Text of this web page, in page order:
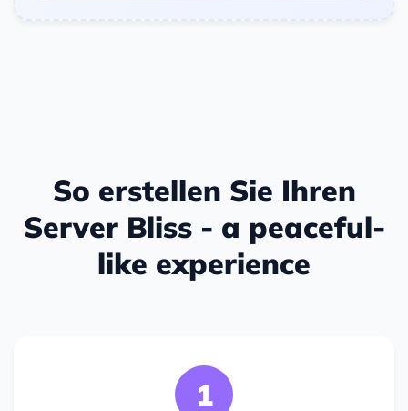
So erstellen Sie Ihren
Server Bliss - a peaceful-
like experience
1